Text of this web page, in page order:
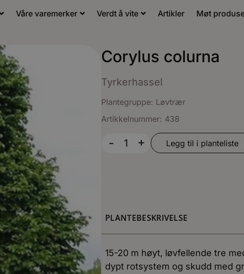
Våre varemerker Verdt å vite Artikler Møt
Corylus colurna
Tyrkerhassel
Plantegruppe: Løvtrær
Artikkelnummer: 438
- + Legg til i planteliste
PLANTEBESKRIVELSE
15-20 m høyt, løvfellende tre
dypt rotsystem og skudd med